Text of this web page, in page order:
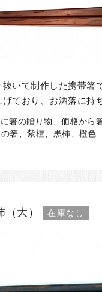
いて制作した携帯箸
ており、お洒落に持
箸の贈り物、価格から
箸、紫檀、黒柿、橙色
大） 在庫なし